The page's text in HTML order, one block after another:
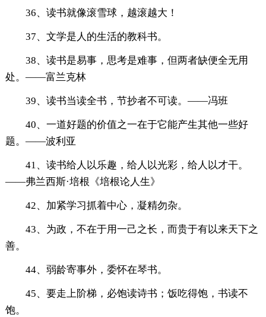
36、读书就像滚雪球，越滚越大！
37、文学是人的生活的教科书。
38、读书是易事，思考是难事，但两者缺便全无用
处。——富兰克林
39、读书当读全书，节抄者不可读。——冯班
40、一道好题的价值之一在于它能产生其他一些好
题。——波利亚
41、读书给人以乐趣，给人以光彩，给人以才干。
——弗兰西斯·培根《培根论人生》
42、加紧学习抓着中心，凝精勿杂。
43、为政，不在于用一己之长，而贵于有以来天下之
善。
44、弱龄寄事外，委怀在琴书。
45、要走上阶梯，必饱读诗书；饭吃得饱，书读不
饱。